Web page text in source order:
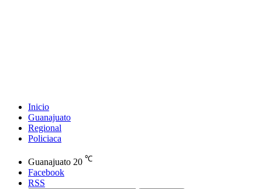
Inicio
Guanajuato
Regional
Policiaca
Guanajuato 20 ℃
Facebook
RSS